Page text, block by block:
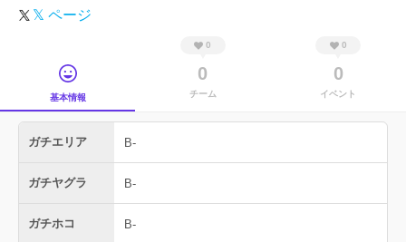
𝕏 ページ
基本情報
0
0
チーム
0
0
イベント
ガチエリア B-
ガチヤグラ B-
ガチホコ B-